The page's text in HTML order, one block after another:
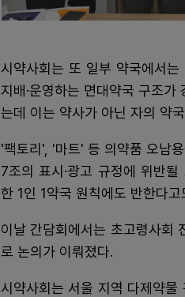
시약사회는 또 일부 약국에서
지배·운영하는 면대약국 구조
는데 이는 약사가 아닌 자의 약
'팩토리', '마트' 등 의약품 오남
7조의 표시·광고 규정에 위반
한 1인 1약국 원칙에도 반한다고
이날 간담회에서는 초고령사회
로 논의가 이뤄졌다.
시약사회는 서울 지역 다제약